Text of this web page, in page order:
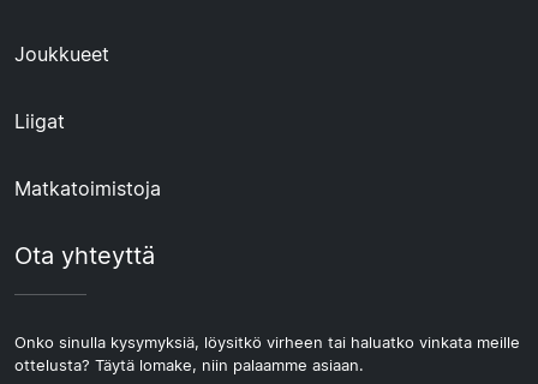
Joukkueet
Liigat
Matkatoimistoja
Ota yhteyttä
Onko sinulla kysymyksiä, löysitkö virheen tai haluatko vinkata meille
ottelusta? Täytä lomake, niin palaamme asiaan.